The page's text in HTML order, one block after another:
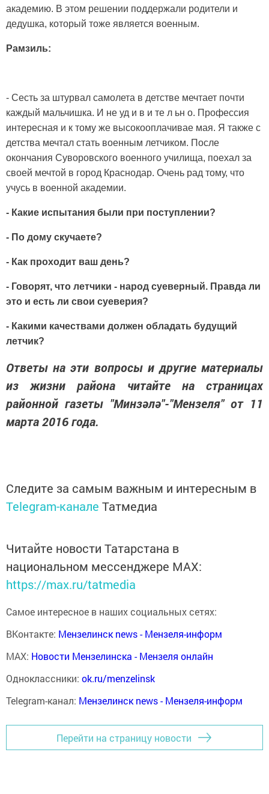
академию. В этом решении поддер­жали родители и
дедушка, который тоже являет­ся военным.
Рамзиль:
- Сесть за штурвал само­лета в детстве мечтает почти
каждый маль­чишка. И не уд и в и те л ьн о. Профессия
ин­тересная и к тому же высо­кооплачивае ­мая. Я также с
детства мечтал стать военным летчиком. По­сле
окончания Суворовского военного учи­лища, поехал за
своей меч­той в город Краснодар. Очень рад тому, что
учусь в военной академии.
- Какие испытания были при поступлении?
- По дому скучаете?
- Как проходит ваш день?
- Говорят, что летчики - народ суеверный. Правда ли
это и есть ли свои суеверия?
- Какими качествами должен обладать буду­щий
летчик?
Ответы на эти вопросы и другие материалы
из жизни района читайте на страницах
районной газеты "Минзәлә"-"Мензеля" от 11
марта 2016 года.
Следите за самым важным и интересным в
Telegram-канале Татмедиа
Читайте новости Татарстана в
национальном мессенджере MАХ:
https://max.ru/tatmedia
Самое интересное в наших социальных сетях:
ВКонтакте: Мензелинск news - Мензеля-информ
MAX: Новости Мензелинска - Мензеля онлайн
Одноклассники: ok.ru/menzelinsk
Telegram-канал: Мензелинск news - Мензеля-информ
Перейти на страницу новости